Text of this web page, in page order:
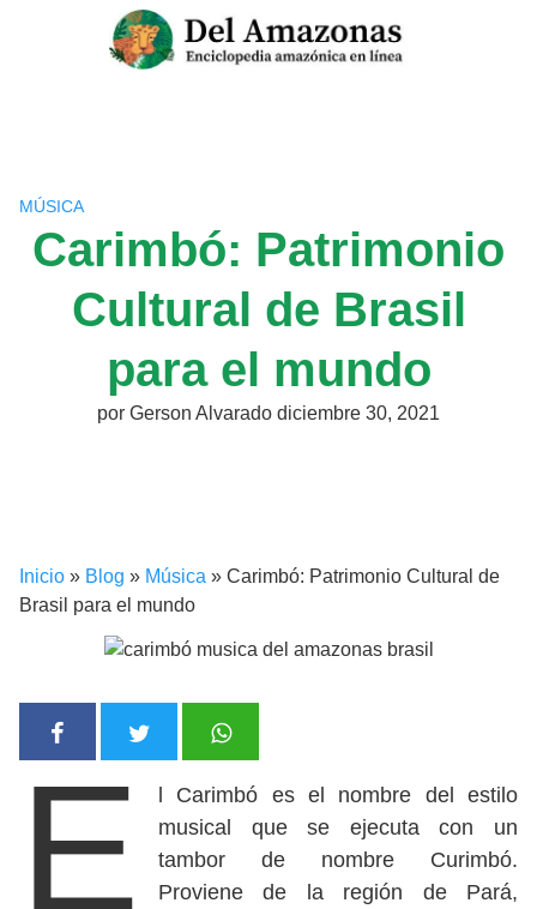
MÚSICA
Carimbó: Patrimonio
Cultural de Brasil
para el mundo
por Gerson Alvarado diciembre 30, 2021
Inicio » Blog » Música » Carimbó: Patrimonio Cultural de
Brasil para el mundo
E
l Carimbó es el nombre del estilo
musical que se ejecuta con un
tambor de nombre Curimbó.
Proviene de la región de Pará,